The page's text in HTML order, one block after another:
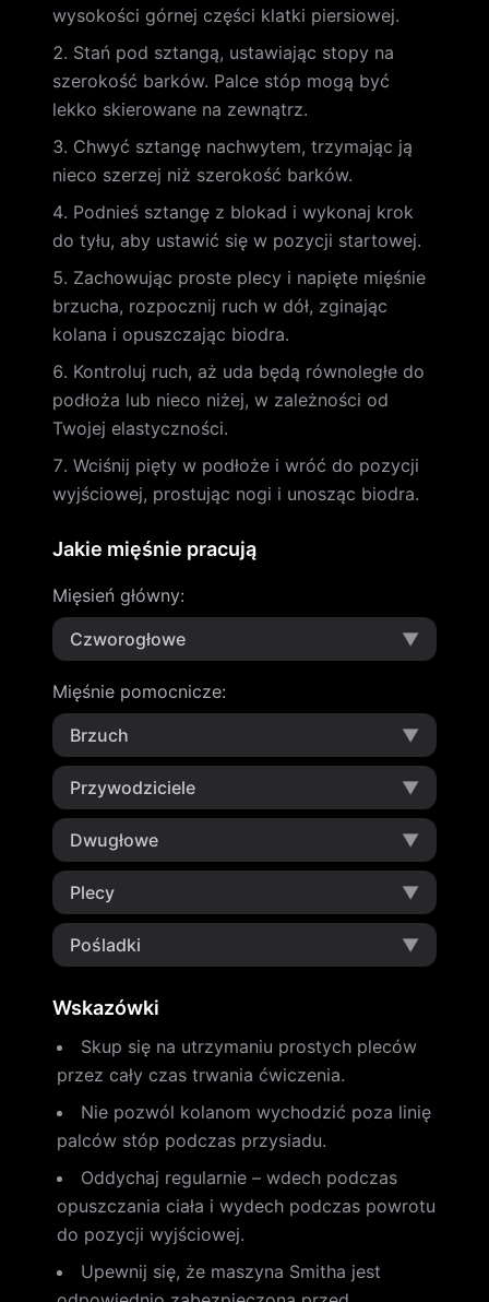
wysokości górnej części klatki piersiowej.
Stań pod sztangą, ustawiając stopy na
szerokość barków. Palce stóp mogą być
lekko skierowane na zewnątrz.
Chwyć sztangę nachwytem, trzymając ją
nieco szerzej niż szerokość barków.
Podnieś sztangę z blokad i wykonaj krok
do tyłu, aby ustawić się w pozycji startowej.
Zachowując proste plecy i napięte mięśnie
brzucha, rozpocznij ruch w dół, zginając
kolana i opuszczając biodra.
Kontroluj ruch, aż uda będą równoległe do
podłoża lub nieco niżej, w zależności od
Twojej elastyczności.
Wciśnij pięty w podłoże i wróć do pozycji
wyjściowej, prostując nogi i unosząc biodra.
Jakie mięśnie pracują
Mięsień główny:
Czworogłowe
▼
Mięśnie pomocnicze:
Brzuch
▼
Przywodziciele ▼
Dwugłowe ▼
Plecy ▼
Pośladki ▼
Wskazówki
Skup się na utrzymaniu prostych pleców
przez cały czas trwania ćwiczenia.
Nie pozwól kolanom wychodzić poza linię
palców stóp podczas przysiadu.
Oddychaj regularnie – wdech podczas
opuszczania ciała i wydech podczas powrotu
do pozycji wyjściowej.
Upewnij się, że maszyna Smitha jest